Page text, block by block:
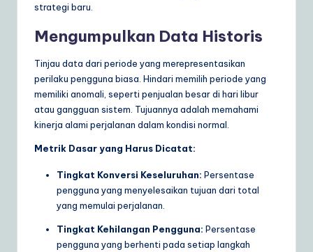
strategi baru.
Mengumpulkan Data Historis
Tinjau data dari periode yang merepresentasikan
perilaku pengguna biasa. Hindari memilih periode yang
memiliki anomali, seperti penjualan besar di hari libur
atau gangguan sistem. Tujuannya adalah memahami
kinerja alami perjalanan dalam kondisi normal.
Metrik Dasar yang Harus Dicatat:
Tingkat Konversi Keseluruhan: Persentase
pengguna yang menyelesaikan tujuan dari total
yang memulai perjalanan.
Tingkat Kehilangan Pengguna: Persentase
pengguna yang berhenti pada setiap langkah